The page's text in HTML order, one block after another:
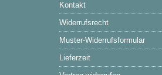
Kontakt
Widerrufsrecht
Muster-Widerrufsformular
Lieferzeit